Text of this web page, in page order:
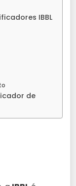
IBBL
de